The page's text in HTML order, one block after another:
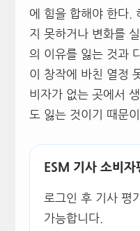
에 힘을 합해야 한다.
지 못하거나 변화를
의 이유를 잃는 것과
이 창작에 바친 열정
비자가 없는 곳에서
도 잃는 것이기 때문이
ESM 기사 소비자
로그인 후 기사 평
가능합니다.